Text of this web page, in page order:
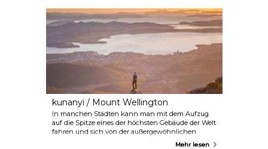
reichhaltigen Lebensraum für Wildtiere wie
Tasmanische Teufel, Beutelmarder, Schnabeltiere,
Ameisenigel und verschiedene Vogelarten.
Begeben Sie sich auf den Rundweg Dove Lake
Circuit, der sich entlang des Seeufers erstreckt und
eine angenehme, relativ flache Wanderung von
sechs Kilometern Länge unterhalb der hoch
aufragenden Spitzen des Cradle Mountain bietet.
kunanyi / Mount Wellington
In manchen Städten kann man mit dem Aufzug
auf die Spitze eines der höchsten Gebäude der Welt
fahren und sich von der außergewöhnlichen
Aussicht überwältigen lassen. Hobart braucht keine
Mehr lesen